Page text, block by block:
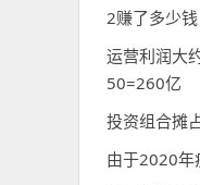
2赚了多少钱
运营利润大
50=260亿
投资组合摊
由于2020年